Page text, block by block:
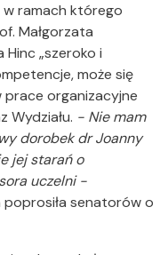
ramach którego
Małgorzata
Hinc „szeroko i
może się
prace organizacyjne
- Nie mam
dorobek dr Joanny
jej starań o
uczelni -
poprosiła senatorów o